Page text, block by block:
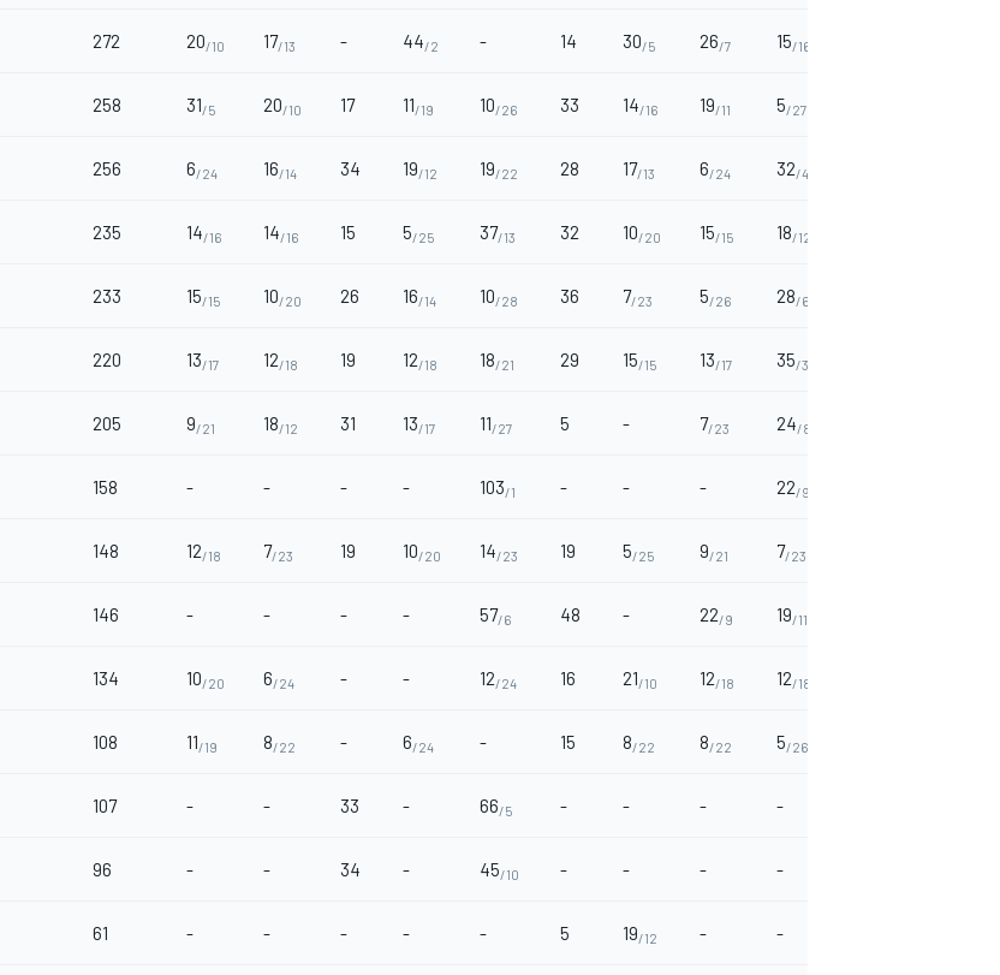
272 20/10 17/13 - 44/2 - 14 30/5 26/7 15/16
258 31/5 20/10 17 11/19 10/26 33 14/16 19/11 5/27
256 6/24 16/14 34 19/12 19/22 28 17/13 6/24 32/4
235 14/16 14/16 15 5/25 37/13 32 10/20 15/15 18/12
233 15/15 10/20 26 16/14 10/28 36 7/23 5/26 28/6
220 13/17 12/18 19 12/18 18/21 29 15/15 13/17 35/3
205 9/21 18/12 31 13/17 11/27 5 - 7/23 24/8
158 - - - - 103/1 - - - 22/9
148 12/18 7/23 19 10/20 14/23 19 5/25 9/21 7/23
146 - - - - 57/6 48 - 22/9 19/11
134 10/20 6/24 - - 12/24 16 21/10 12/18 12/18
108 11/19 8/22 - 6/24 - 15 8/22 8/22 5/26
107 - - 33 - 66/5 - - - -
96 - - 34 - 45/10 - - - -
61 - - - - - 5 19/12 - -